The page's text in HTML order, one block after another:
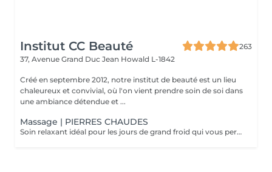
Institut CC Beauté
263
37, Avenue Grand Duc Jean Howald L-1842
Créé en septembre 2012, notre institut de beauté est un lieu
chaleureux et convivial, où l'on vient prendre soin de soi dans
une ambiance détendue et ...
Massage | PIERRES CHAUDES
Soin relaxant idéal pour les jours de grand froid qui vous permettra de plonger dans un univers de détente absolu. La chaleur soulage les tensions et atténue les douleurs en décontractant les muscles fatigués. Les fonctions énergétiques du corps sont ré-harmonisés par les pierres chaudes. C'est un excellent détoxifiant